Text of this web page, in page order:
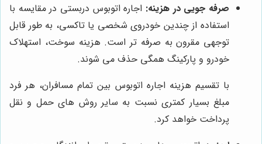
صرفه جویی در هزینه: اجاره اتوبوس دربستی در مقایسه با
استفاده از چندین خودروی شخصی یا تاکسی، به طور قابل
توجهی مقرون به صرفه تر است. هزینه سوخت، استهلاک
خودرو و پارکینگ همگی حذف می شوند.
با تقسیم هزینه اجاره اتوبوس بین تمام مسافران، هر فرد
مبلغ بسیار کمتری نسبت به سایر روش های حمل و نقل
پرداخت خواهد کرد.